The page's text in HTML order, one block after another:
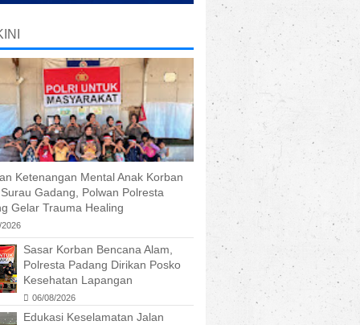
Ketenangan Mental Anak Korban
Gadang, Polwan Polresta
Gelar Trauma Healing
Sasar Korban Bencana Alam,
Polresta Padang Dirikan Posko
Kesehatan Lapangan
06/08/2026
Edukasi Keselamatan Jalan